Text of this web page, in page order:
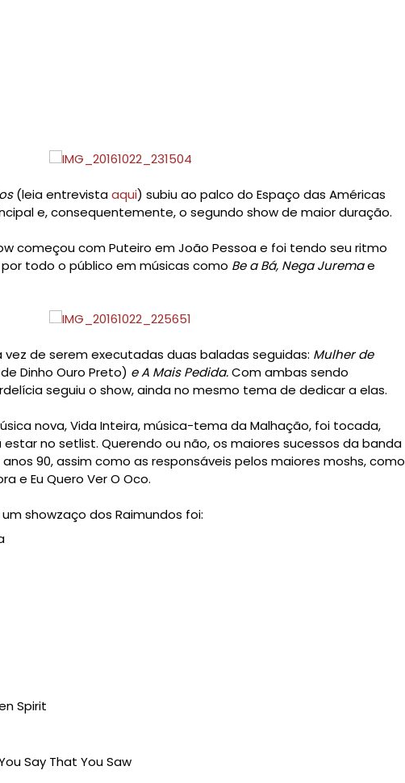
(leia entrevistaaqui) subiu ao palco do Espaço das Américas
e, consequentemente, o segundo show de maior duração.
começou com Puteiro em João Pessoa e foi tendo seu ritmo
todo o público em músicas como Be a Bá, Nega Juremae
de serem executadas duas baladas seguidas: Mulher de
Dinho Ouro Preto) e A Mais Pedida.Com ambas sendo
seguiu o show, ainda no mesmo tema de dedicar a elas.
nova, Vida Inteira, música-tema da Malhação, foi tocada,
no setlist. Querendo ou não, os maiores sucessos da banda
90, assim como as responsáveis pelos maiores moshs, como
e Eu Quero Ver O Oco.
showzaço dos Raimundos foi:
Spirit
Say That You Saw